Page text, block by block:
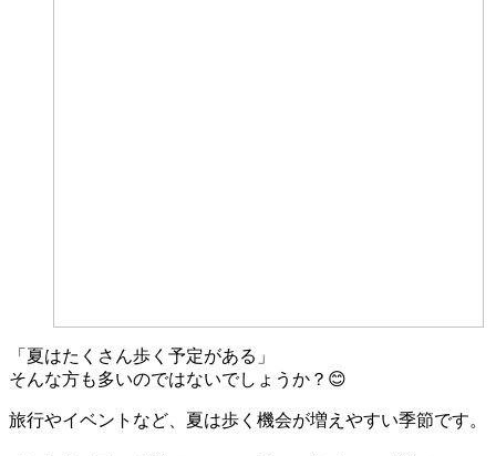
「夏はたくさん歩く予定がある」
そんな方も多いのではないでしょうか？😊
旅行やイベントなど、夏は歩く機会が増えやすい季節です。